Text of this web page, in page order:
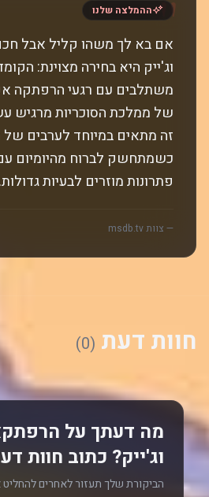
" ההמלצה שלנו
אם בא לך משהו קליל אבל
וג'ייק היא בחירה מצוינת:
משתלבים עם רגעי הרפתקה
של ממלכת הסוכריות מרגיש
זה מתאים במיוחד לערבים של
כשמתחשק לברוח מהיומיום
פתרונות מוזרים לבעיות גדולות.
— צוות msdb.tv
חוות דעת (0)
מה דעתך על
וג'ייק? כתוב חוות
הביקורת שלך תעזור לאחרים